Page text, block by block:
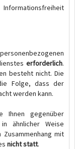
erforderlich.
besteht nicht. Die
Folge, dass der
werden kann.
Ihnen gegenüber
ähnlicher Weise
mit
nicht statt.